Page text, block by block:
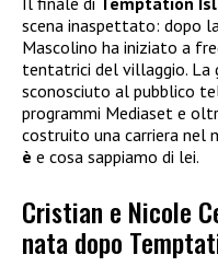
scena inaspettato: dopo
Mascolino ha iniziato a
tentatrici del villaggio. La
sconosciuto al pubblico
programmi Mediaset e
costruito una carriera nel
è e cosa sappiamo di lei.
Cristian e Nicole
nata dopo